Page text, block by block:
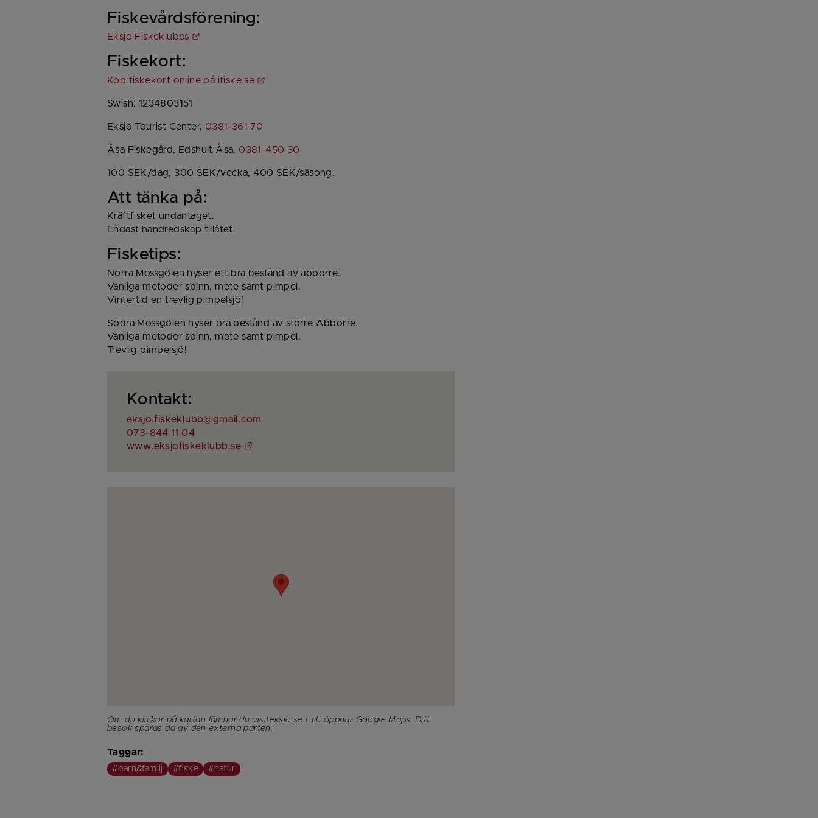
Fiskevårdsförening:
Eksjö Fiskeklubbs Länk till annan webbplats.
Fiskekort:
Köp fiskekort online på ifiske.se
Swish: 1234803151
Eksjö Tourist Center, 0381-361 70
Åsa Fiskegård, Edshult Åsa, 0381-450 30
100 SEK/dag, 300 SEK/vecka, 400 SEK/säsong.
Att tänka på:
Kräftfisket undantaget.
Endast handredskap tillåtet.
Fisketips:
Norra Mossgölen hyser ett bra bestånd av abborre.
Vanliga metoder spinn, mete samt pimpel.
Vintertid en trevlig pimpelsjö!
Södra Mossgölen hyser bra bestånd av större Abborre.
Vanliga metoder spinn, mete samt pimpel.
Trevlig pimpelsjö!
Kontakt:
eksjo.fiskeklubb@gmail.com
073-844 11 04
www.eksjofiskeklubb.se
Länk till annan webbplats.
Om du klickar på kartan lämnar du visiteksjo.se och öppnar Google Maps. Ditt
besök spåras då av den externa parten.
Taggar:
#barn&familj #fiske #natur